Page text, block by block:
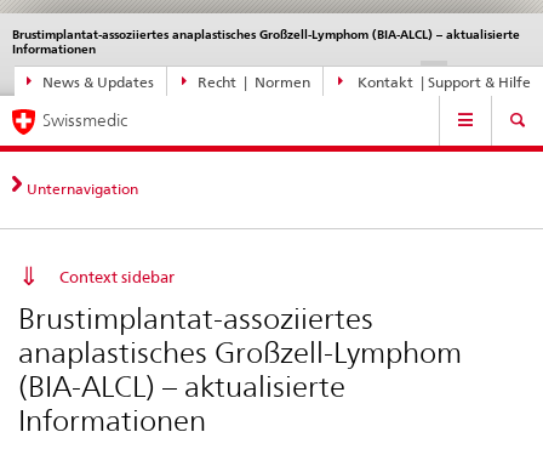
Direktnavigation
News,
Rechtsgrundlagen,
Kontakt
News & Updates Recht | Normen Kontakt | Support & Hilfe
Brustimplantat-assoziiertes anaplastisches Großzell-Lymphom (BIA-ALCL) – aktualisierte
Informationen
Sprachwahl
DE IT EN
Service
navigation
Hauptnavigation
Swissmedic
Unternavigation
Context sidebar
Brustimplantat-assoziiertes
anaplastisches Großzell-Lymphom
(BIA-ALCL) – aktualisierte
Informationen